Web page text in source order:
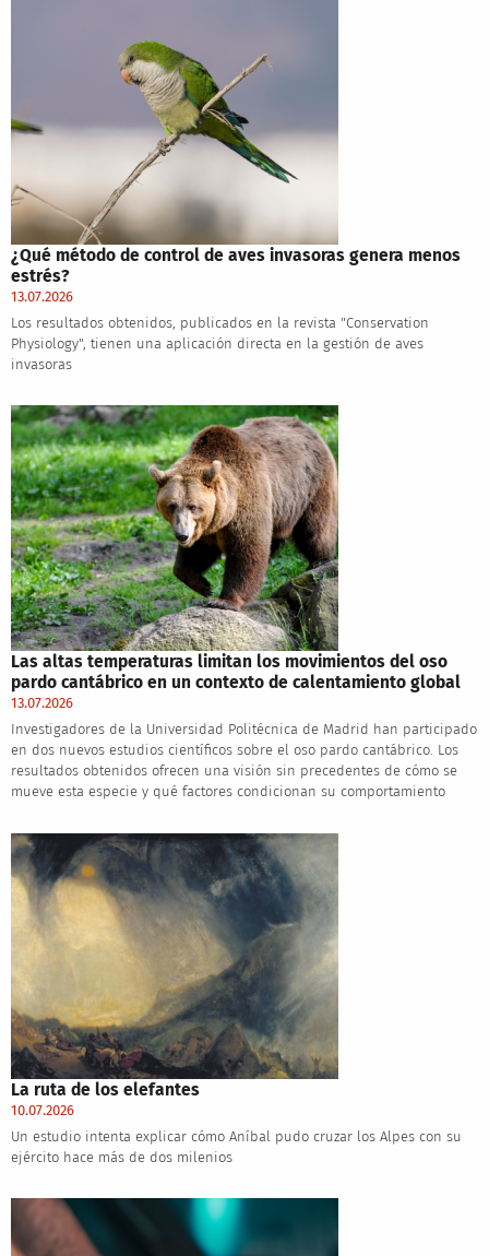
¿Qué método de control de aves invasoras genera menos
estrés?
13.07.2026
Los resultados obtenidos, publicados en la revista "Conservation
Physiology", tienen una aplicación directa en la gestión de aves
invasoras
Las altas temperaturas limitan los movimientos del oso
pardo cantábrico en un contexto de calentamiento global
13.07.2026
Investigadores de la Universidad Politécnica de Madrid han participado
en dos nuevos estudios científicos sobre el oso pardo cantábrico. Los
resultados obtenidos ofrecen una visión sin precedentes de cómo se
mueve esta especie y qué factores condicionan su comportamiento
La ruta de los elefantes
10.07.2026
Un estudio intenta explicar cómo Aníbal pudo cruzar los Alpes con su
ejército hace más de dos milenios